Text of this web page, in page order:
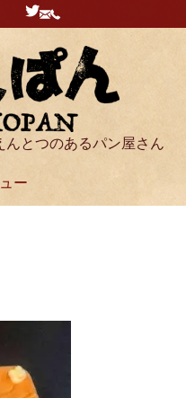
とつのあるパン屋さん
ー